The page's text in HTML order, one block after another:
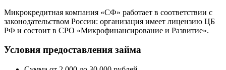
Микрокредитная компания «СФ» работает в соответствии с
законодательством России: организация имеет лицензию ЦБ
РФ и состоит в СРО «Микрофинансирование и Развитие».
Условия предоставления займа